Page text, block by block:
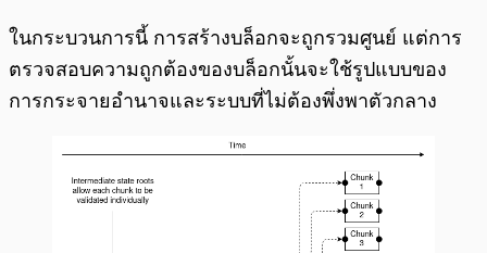
ในกระบวนการนี้ การสร้างบล็อกจะถูกรวมศูนย์ แต่การ
ตรวจสอบความถูกต้องของบล็อกนั้นจะใช้รูปแบบของ
การกระจายอำนาจและระบบที่ไม่ต้องพึ่งพาตัวกลาง